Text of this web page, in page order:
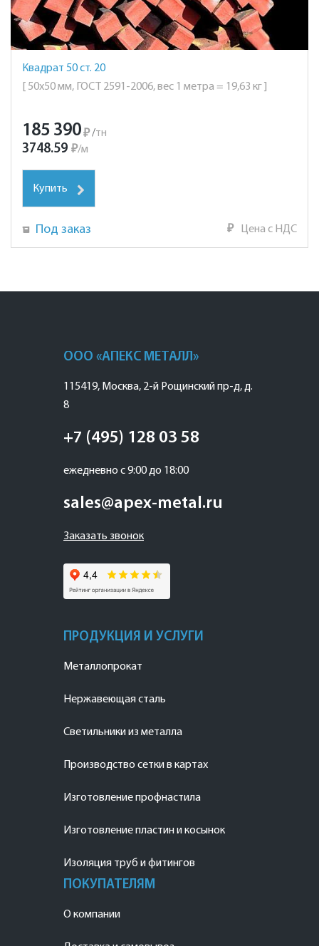
Квадрат 50 ст. 20
[ 50х50 мм, ГОСТ 2591-2006, вес 1 метра = 19,63 кг ]
185 390₽ /тн
3748.59 ₽/м
Купить
Под заказ ₽ Цена с НДС
ООО «АПЕКС МЕТАЛЛ»
115419, Москва, 2-й Рощинский пр-д, д.
8
+7 (495) 128 03 58
ежедневно с 9:00 до 18:00
sales@apex-metal.ru
Заказать звонок
ПРОДУКЦИЯ И УСЛУГИ
Металлопрокат
Нержавеющая сталь
Светильники из металла
Производство сетки в картах
Изготовление профнастила
Изготовление пластин и косынок
Изоляция труб и фитингов
ПОКУПАТЕЛЯМ
О компании